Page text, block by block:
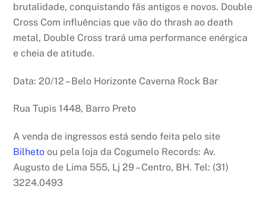
brutalidade, conquistando fãs antigos e novos. Double
Cross Com influências que vão do thrash ao death
metal, Double Cross trará uma performance enérgica
e cheia de atitude.
Data: 20/12 – Belo Horizonte Caverna Rock Bar
Rua Tupis 1448, Barro Preto
A venda de ingressos está sendo feita pelo site
Bilheto ou pela loja da Cogumelo Records: Av.
Augusto de Lima 555, Lj 29 – Centro, BH. Tel: (31)
3224.0493